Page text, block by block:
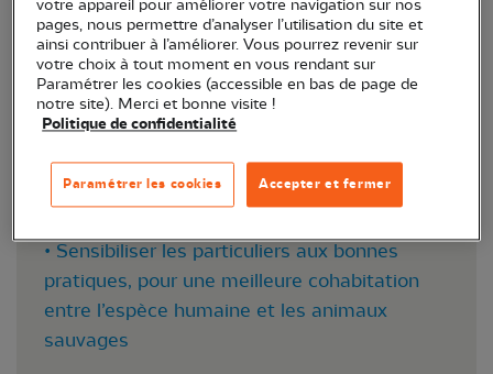
réglementée.
Nos missions :
détresse et, s’ils sont soignables, les relâcher
dans la nature après réhabilitation
• Sensibiliser les particuliers aux bonnes
pratiques, pour une meilleure cohabitation
entre l’espèce humaine et les animaux
sauvages
votre appareil pour améliorer votre navigation sur nos
pages, nous permettre d’analyser l’utilisation du site et
ainsi contribuer à l’améliorer. Vous pourrez revenir sur
votre choix à tout moment en vous rendant sur
Paramétrer les cookies (accessible en bas de page de
notre site). Merci et bonne visite !
Politique de confidentialité
Accepter et fermer
Paramétrer les cookies